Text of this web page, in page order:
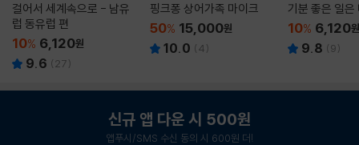
걸어서 세계속으로 - 남유
럽 동유럽 편
10% 6,120원
9.6 ( 27)
핑크퐁 상어가족 마이크
50% 15,000원
10.0 (4)
기분 좋은 일은
10% 6,120원
9.8 (9)
신규 앱 다운 시 500원
앱푸시/SMS 수신 동의 시 600원 더!